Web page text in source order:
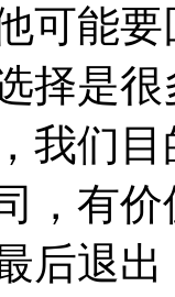
可能
择是
我们
，有
后退